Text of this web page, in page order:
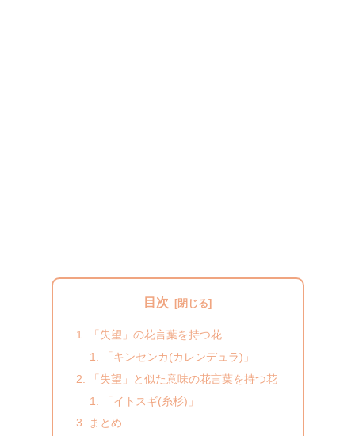
目次
「失望」の花言葉を持つ花
「キンセンカ(カレンデュラ)」
「失望」と似た意味の花言葉を持つ花
「イトスギ(糸杉)」
まとめ